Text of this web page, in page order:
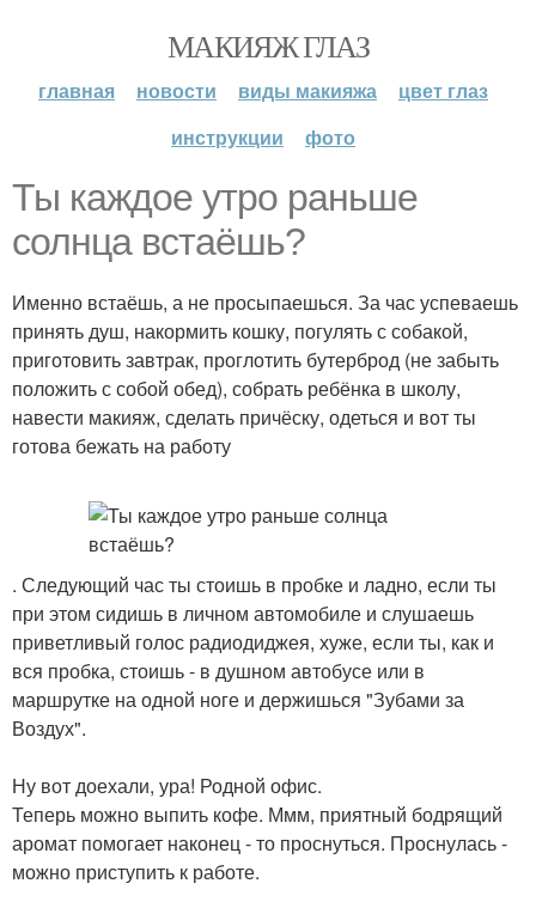
МАКИЯЖ ГЛАЗ
главная новости виды макияжа
цвет глаз
инструкции
фото
Ты каждое утро раньше
солнца встаёшь?
Именно встаёшь, а не просыпаешься. За час успеваешь
принять душ, накормить кошку, погулять с собакой,
приготовить завтрак, проглотить бутерброд (не забыть
положить с собой обед), собрать ребёнка в школу,
навести макияж, сделать причёску, одеться и вот ты
готова бежать на работу
. Следующий час ты стоишь в пробке и ладно, если ты
при этом сидишь в личном автомобиле и слушаешь
приветливый голос радиодиджея, хуже, если ты, как и
вся пробка, стоишь - в душном автобусе или в
маршрутке на одной ноге и держишься "Зубами за
Воздух".
Ну вот доехали, ура! Родной офис.
Теперь можно выпить кофе. Ммм, приятный бодрящий
аромат помогает наконец - то проснуться. Проснулась -
можно приступить к работе.